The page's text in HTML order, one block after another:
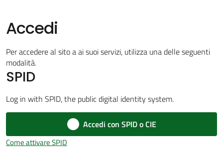
Servizi
Vivere
Castello
d'Argile
Amministrazione
Accedi
Per accedere al sito a ai suoi servizi, utilizza una delle seguenti
modalità.
SPID
Log in with SPID, the public digital identity system.
Accedi con SPID o CIE
Come attivare SPID